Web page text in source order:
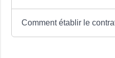
Comment établir le